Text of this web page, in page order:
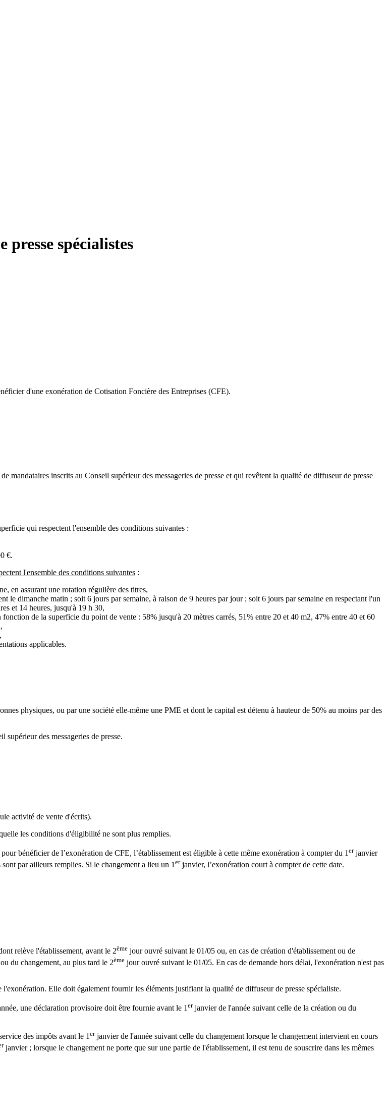
spécialistes
d'une exonération de Cotisation Foncière des Entreprises (CFE).
mandataires inscrits au Conseil supérieur des messageries de presse et qui revêtent la qualité de diffuseur de presse
qui respectent l'ensemble des conditions suivantes :
€.
l'ensemble des conditions suivantes :
en assurant une rotation régulière des titres,
le dimanche matin ; soit 6 jours par semaine, à raison de 9 heures par jour ; soit 6 jours par semaine en respectant l'un
et 14 heures, jusqu'à 19 h 30,
de la superficie du point de vente : 58% jusqu'à 20 mètres carrés, 51% entre 20 et 40 m2, 47% entre 40 et 60
applicables.
physiques, ou par une société elle-même une PME et dont le capital est détenu à hauteur de 50% au moins par des
des messageries de presse.
activité de vente d'écrits).
les conditions d'éligibilité ne sont plus remplies.
bénéficier de l’exonération de CFE, l’établissement est éligible à cette même exonération à compter du 1erjanvier
par ailleurs remplies. Si le changement a lieu un 1 erjanvier, l’exonération court à compter de cette date.
relève l'établissement, avant le 2ème jour ouvré suivant le 01/05 ou, en cas de création d'établissement ou de
du changement, au plus tard le 2ème jour ouvré suivant le 01/05. En cas de demande hors délai, l'exonération n'est pas
Elle doit également fournir les éléments justifiant la qualité de diffuseur de presse spécialiste.
une déclaration provisoire doit être fournie avant le 1erjanvier de l'année suivant celle de la création ou du
des impôts avant le 1erjanvier de l'année suivant celle du changement lorsque le changement intervient en cours
janvier ; lorsque le changement ne porte que sur une partie de l'établissement, il est tenu de souscrire dans les mêmes